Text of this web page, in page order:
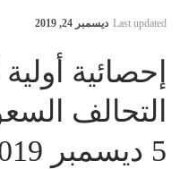
Last updated ديسمبر 24, 2019
إحصائية
التحالف
5 ديسمبر 2019